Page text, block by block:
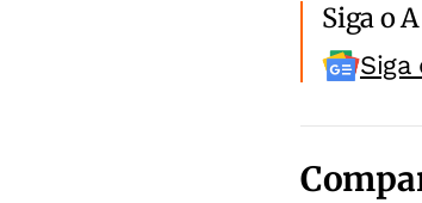
Siga o
Siga